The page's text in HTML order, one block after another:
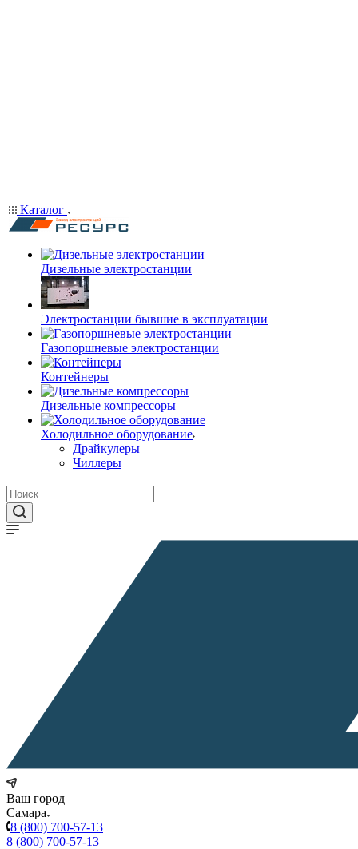
Каталог
Дизельные электростанции
Электростанции бывшие в эксплуатации
Газопоршневые электростанции
Контейнеры
Дизельные компрессоры
Холодильное оборудование
Драйкулеры
Чиллеры
Ваш город
Самара
8 (800) 700-57-13
8 (800) 700-57-13